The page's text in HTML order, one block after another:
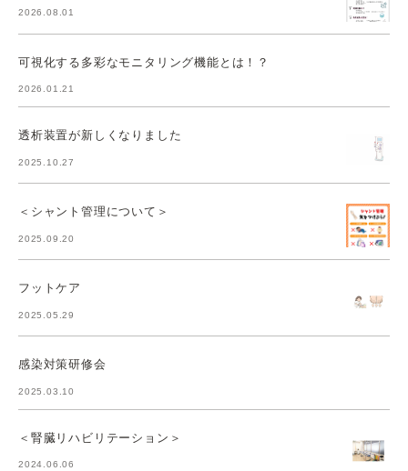
2026.08.01
可視化する多彩なモニタリング機能とは！？
2026.01.21
透析装置が新しくなりました
2025.10.27
＜シャント管理について＞
2025.09.20
フットケア
2025.05.29
感染対策研修会
2025.03.10
＜腎臓リハビリテーション＞
2024.06.06